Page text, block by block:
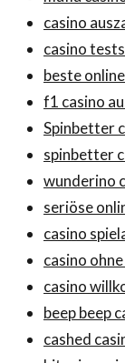
casino
casino
beste
f1 casino
Spinbetter
spinbetter
wunderino
seriöse
casino
casino
casino
beep beep
cashed